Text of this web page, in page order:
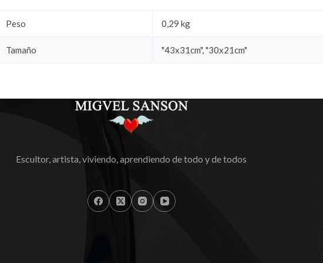
Peso 0,29 kg
Tamaño "43x31cm", "30x21cm"
Escultor, artista, viviendo, aprendiendo de todo y de todos